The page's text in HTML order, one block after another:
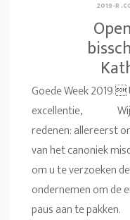
2019-R.
Goede Week 2019 
excellentie, Wij
redenen: allereerst
van het canoniek
om u te verzoeken
ondernemen om de
paus aan te pakken.